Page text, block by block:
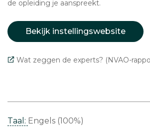
de opleiding je aanspreekt.
Bekijk instellingswebsite
Wat zeggen de experts? (NVAO-
Taal: Engels (100%)